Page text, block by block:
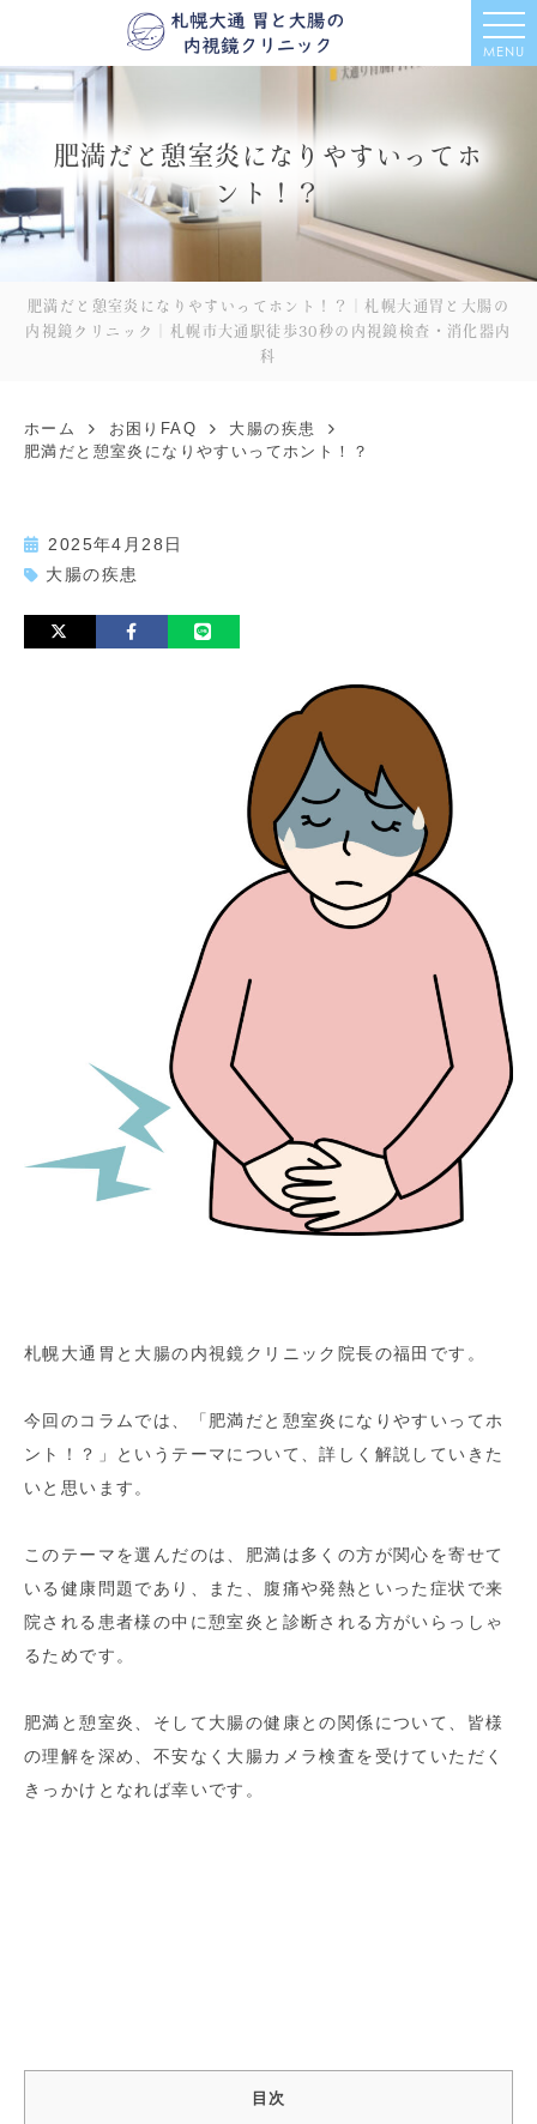
MENU
肥満だと憩室炎になりやすいってホ
ント！？
肥満だと憩室炎になりやすいってホント！？｜札幌大通胃と大腸の
内視鏡クリニック｜札幌市大通駅徒歩30秒の内視鏡検査・消化器内
科
ホーム お困りFAQ
大腸の疾患
肥満だと憩室炎になりやすいってホント！？
2025年4月28日
大腸の疾患
札幌大通胃と大腸の内視鏡クリニック院長の福田です。
今回のコラムでは、「肥満だと憩室炎になりやすいってホ
ント！？」というテーマについて、詳しく解説していきた
いと思います。
このテーマを選んだのは、肥満は多くの方が関心を寄せて
いる健康問題であり、また、腹痛や発熱といった症状で来
院される患者様の中に憩室炎と診断される方がいらっしゃ
るためです。
肥満と憩室炎、そして大腸の健康との関係について、皆様
の理解を深め、不安なく大腸カメラ検査を受けていただく
きっかけとなれば幸いです。
目次